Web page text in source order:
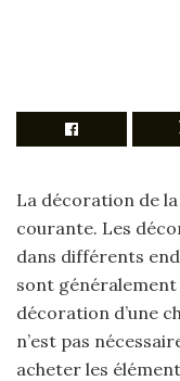
La décoration de
courante. Les
dans différents
sont
décoration d’une
n’est pas
acheter les